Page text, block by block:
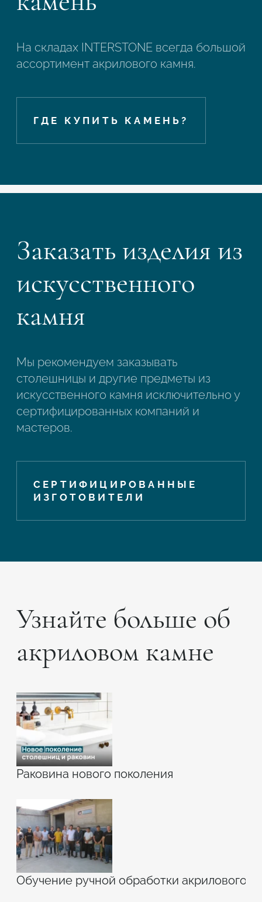
На складах INTERSTONE всегда большой
ассортимент акрилового камня.
ГДЕ КУПИТЬ КАМЕНЬ?
Заказать изделия из
искусственного
камня
Мы рекомендуем заказывать
столешницы и другие предметы из
искусственного камня исключительно у
сертифицированных компаний и
мастеров.
СЕРТИФИЦИРОВАННЫЕ
ИЗГОТОВИТЕЛИ
Узнайте больше об
акриловом камне
Раковина нового поколения
Обучение ручной обработки акрилового